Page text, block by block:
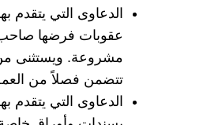
الدعاوى التي يتقدم
عقوبات فرضها
مشروعة. ويستثنى
تتضمن فصلاً من
الدعاوى التي يتقدم